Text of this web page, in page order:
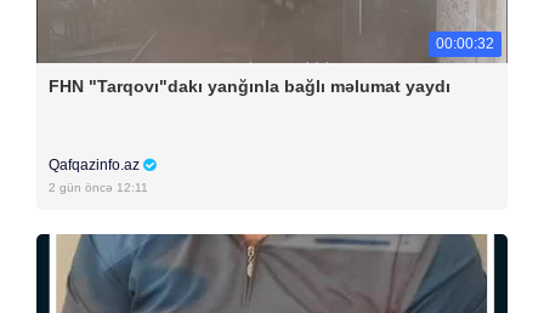
00:00:32
FHN "Tarqovı"dakı yanğınla bağlı məlumat yaydı
Qafqazinfo.az
2 gün öncə 12:11